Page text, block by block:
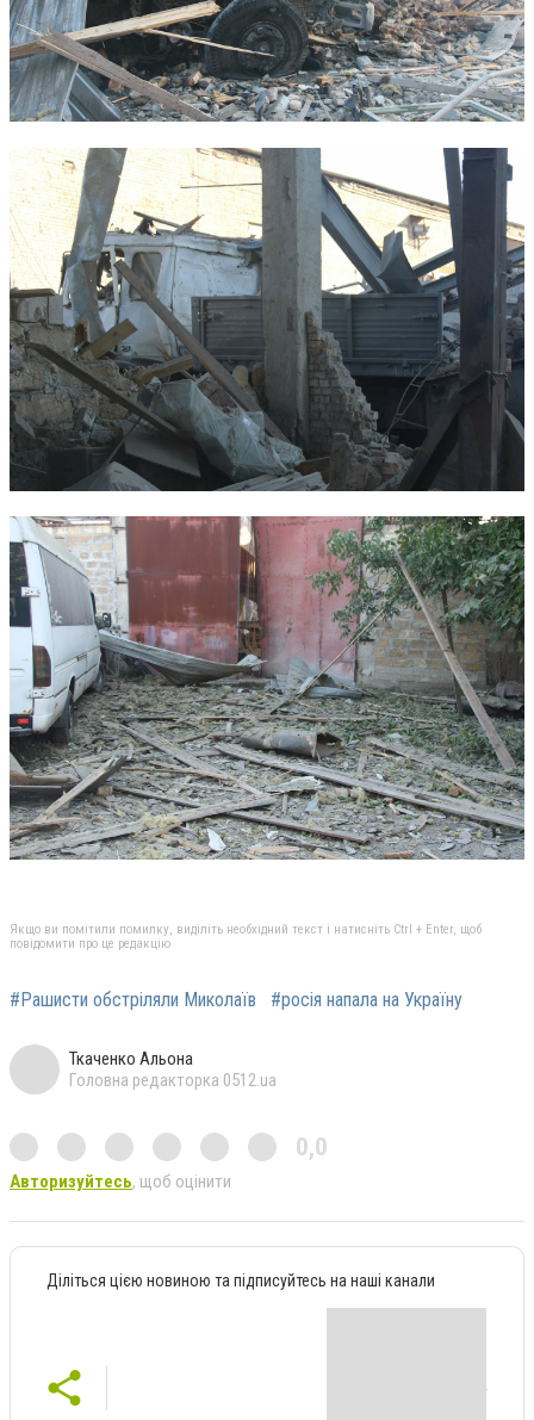
Якщо ви помітили помилку, виділіть необхідний текст і натисніть Ctrl + Enter, щоб
повідомити про це редакцію
#Рашисти обстріляли Миколаїв #росія напала на Україну
Ткаченко Альона
Головна редакторка 0512.ua
0,0
Авторизуйтесь, щоб оцінити
Діліться цією новиною та підписуйтесь на наші канали